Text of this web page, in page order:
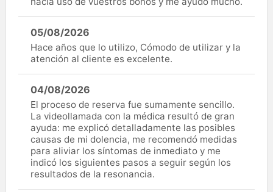
05/08/2026
Hace años que lo utilizo, Cómodo de utilizar y la
atención al cliente es excelente.
04/08/2026
El proceso de reserva fue sumamente sencillo.
La videollamada con la médica resultó de gran
ayuda: me explicó detalladamente las posibles
causas de mi dolencia, me recomendó medidas
para aliviar los síntomas de inmediato y me
indicó los siguientes pasos a seguir según los
resultados de la resonancia.